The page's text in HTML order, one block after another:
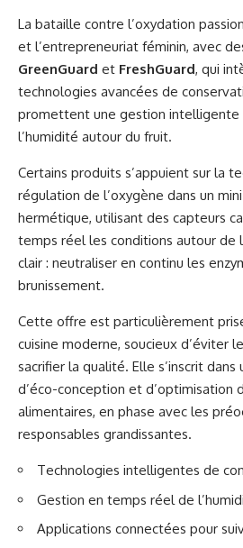
La bataille contre l’oxydation
et l’entrepreneuriat féminin, avec
GreenGuard et FreshGuard, qui
technologies avancées de
promettent une gestion intelligente
l’humidité autour du fruit.
Certains produits s’appuient sur la
régulation de l’oxygène dans un
hermétique, utilisant des capteurs
temps réel les conditions autour de
clair : neutraliser en continu les
brunissement.
Cette offre est particulièrement
cuisine moderne, soucieux d’éviter
sacrifier la qualité. Elle s’inscrit
d’éco-conception et d’optimisation
alimentaires, en phase avec les
responsables grandissantes.
Technologies intelligentes de
Gestion en temps réel de
Applications connectées pour